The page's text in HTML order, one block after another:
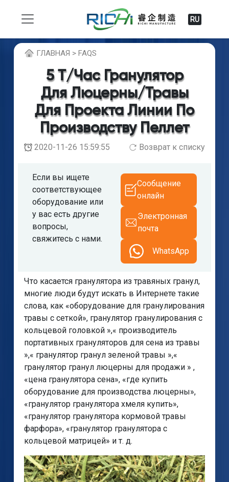
RU
ГЛABHAЯ > FAQS
5 Т/час Гранулятор
Для Люцерны/травы
Для Проекта Линии По
Производству Пеллет
2020-11-26 15:59:55 Возврат к списку
Если вы ищете
соответствующее
оборудование или
у вас есть другие
вопросы,
свяжитесь с нами.
Сообщение
онлайн
Электронная
почта
WhatsApp
Что касается гранулятора из травяных гранул,
многие люди будут искать в Интернете такие
слова, как «оборудование для гранулирования
травы с сеткой», гранулятор гранулирования с
кольцевой головкой »,« производитель
портативных грануляторов для сена из травы
»,« гранулятор гранул зеленой травы »,«
гранулятор гранул люцерны для продажи » ,
«цена гранулятора сена», «где купить
оборудование для производства люцерны»,
«гранулятор гранулятора хмеля купить»,
«гранулятор гранулятора кормовой травы
фарфора», «гранулятор гранулятора с
кольцевой матрицей» и т. д.